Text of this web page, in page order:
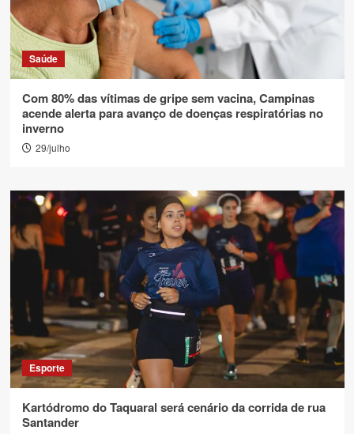
Saúde
Com 80% das vítimas de gripe sem vacina, Campinas
acende alerta para avanço de doenças respiratórias no
inverno
29/julho
Esporte
Kartódromo do Taquaral será cenário da corrida de rua
Santander